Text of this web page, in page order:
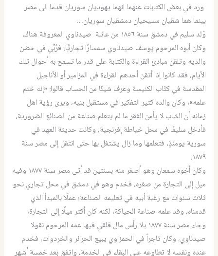
ورد في بعض الكتابات عنهما انهما يهوديان سوريان قدما الى مصر
بينما هما شقيان مسيحيان دمشقيان سوريان…
وُلد سليم في دمشق سنة ١٨٥٦ من عائلة صيدناوي المعروفة هناك،
وكان أبوه المرحوم يوسف صيدناوي سمسارًا تجاريًّا، فرُبِّي في حضن
والديه وتلقن مبادئ القراءة والكتابة على قدر ما تسمح به أحوال تلك
الأيام، فقد كانوا إذا أتقن أحدهم القراءة في المزامير أو الأناجيل
المقدسة في كتّاب الكنيسة وعرف شيئًا من الحساب قالوا: «إنه ختم
علمه»، وكان والده كثير التفكير في مستقبل بنيه، ويرى رؤية اهل
زمانه أن الشاب لا يأمن الفقر ما لم يتعلم صناعة من الصنائع الضرورية،
فأدخل سليمًا في محل خياطة إفرنجية، وكانت حديثة العهد في
سورية يومئذٍ، فتعلمها وما زال يشتغل بها حتى انتقل إلى مصر سنة
١٨٧٩.
وكان أخوه سمعان وهو أصغر منه بسنتين قد أتى مصر سنة ١٨٧٧ وفيه
ميل إلى التجارة من صغره، فخدم وهو في دمشق في محل تجاري نحو
ثلاث سنوات مع رغبة أبيه في تعليمه الصناعة؛ عملًا بالمبدأ الذي
قدمناه، وقد علمه صناعة الحياكة، لكنه كان أكثر ميلًا إلى التجارة،
وجاء مصر سنة ١٨٧٧ بلا رأس مال فلقي فيها عمه المرحوم نقولا
صيدناوي، وكان تاجراً في الحمزاوي يبيع الحرائر والخردوات، فخدم
عنده ونفسه لا تطاوعه على البقاء في الخدمة، واتفق بعد خمسة أشهر